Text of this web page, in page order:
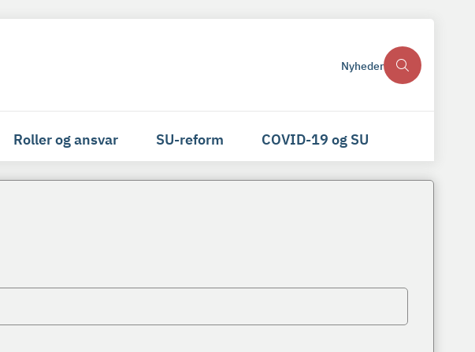
Nyheder
Roller og ansvar SU-reform COVID-19 og SU